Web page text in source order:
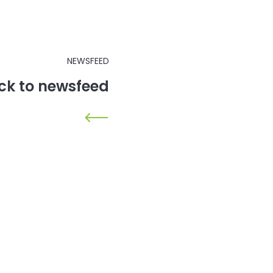
NEWSFEED
to newsfeed